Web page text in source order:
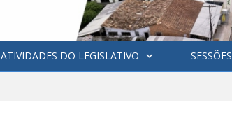
ATIVIDADES DO LEGISLATIVO SESSÕES